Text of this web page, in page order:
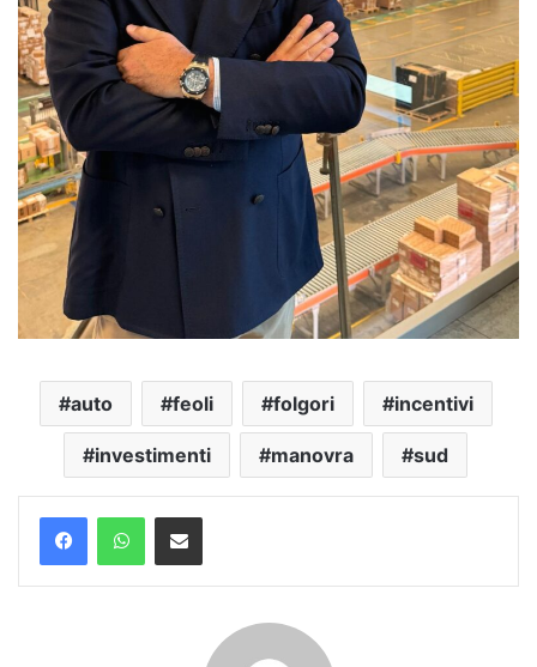
auto feoli folgori incentivi
investimenti manovra sud
Condividi via mail